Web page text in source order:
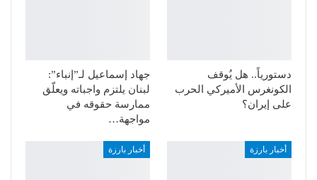
دستورياً.. هل يُوقف
الكونغرس الأميركي الحرب
على إيران؟
جهاد إسماعيل لـ”إنباء”:
لبنان يلتزم واجباته ويعلّق
ممارسة حقوقه في
مواجهة…
أخبار بارزة أخبار بارزة